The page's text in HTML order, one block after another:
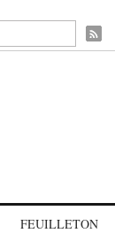
FEUILLETON